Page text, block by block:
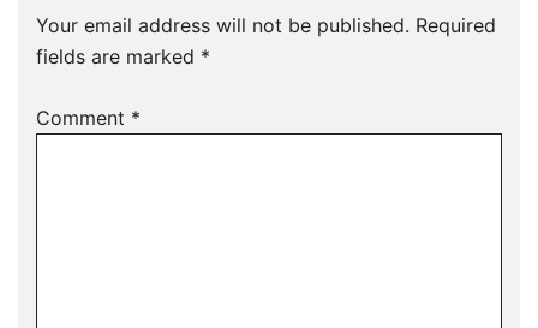
Your email address will not be published. Required
fields are marked *
Comment *